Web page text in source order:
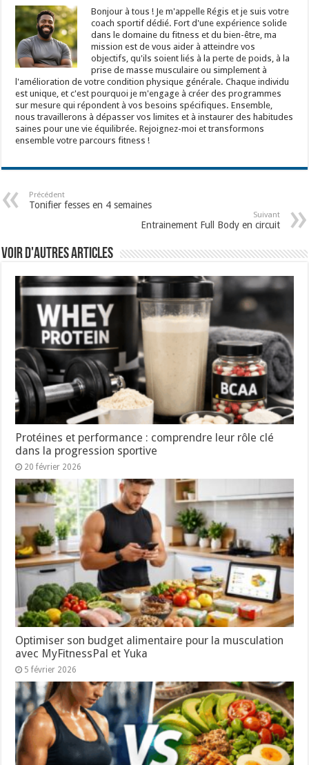
Bonjour à tous ! Je m'appelle Régis et je suis votre
coach sportif dédié. Fort d'une expérience solide
dans le domaine du fitness et du bien-être, ma
mission est de vous aider à atteindre vos
objectifs, qu'ils soient liés à la perte de poids, à la
prise de masse musculaire ou simplement à
l'amélioration de votre condition physique générale. Chaque individu
est unique, et c'est pourquoi je m'engage à créer des programmes
sur mesure qui répondent à vos besoins spécifiques. Ensemble,
nous travaillerons à dépasser vos limites et à instaurer des habitudes
saines pour une vie équilibrée. Rejoignez-moi et transformons
ensemble votre parcours fitness !
Précédent
Tonifier fesses en 4 semaines
Suivant
Entrainement Full Body en circuit
Voir d'autres articles
Protéines et performance : comprendre leur rôle clé
dans la progression sportive
20 février 2026
Optimiser son budget alimentaire pour la musculation
avec MyFitnessPal et Yuka
5 février 2026